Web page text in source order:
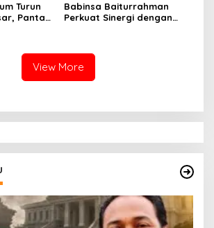
Turun
Pantau
Babinsa Baiturrahman
Perkuat Sinergi dengan
Peningkatan Kualitas SDM
View More